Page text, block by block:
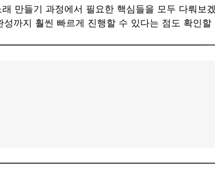
만들기 과정에서 필요한 핵심들을 모두 다뤄보
까지 훨씬 빠르게 진행할 수 있다는 점도 확인할